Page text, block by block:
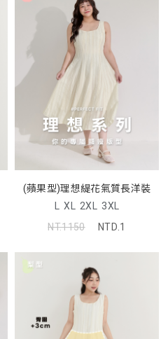
(蘋果型)理想緹花氣質長洋裝
L XL 2XL 3XL
NT.1150
NTD.1